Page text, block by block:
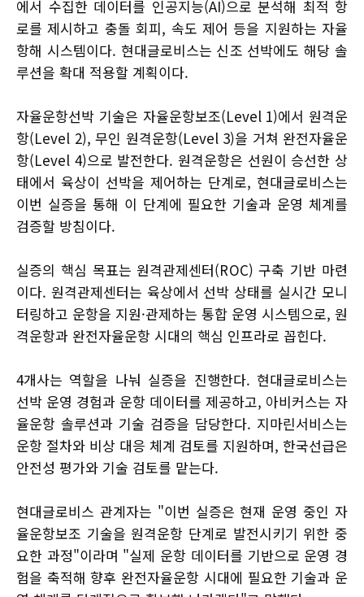
에서 수집한 데이터를 인공지능(AI)으로 분석해 최적 항
로를 제시하고 충돌 회피, 속도 제어 등을 지원하는 자율
항해 시스템이다. 현대글로비스는 신조 선박에도 해당 솔
루션을 확대 적용할 계획이다.
자율운항선박 기술은 자율운항보조(Level 1)에서 원격운
항(Level 2), 무인 원격운항(Level 3)을 거쳐 완전자율운
항(Level 4)으로 발전한다. 원격운항은 선원이 승선한 상
태에서 육상이 선박을 제어하는 단계로, 현대글로비스는
이번 실증을 통해 이 단계에 필요한 기술과 운영 체계를
검증할 방침이다.
실증의 핵심 목표는 원격관제센터(ROC) 구축 기반 마련
이다. 원격관제센터는 육상에서 선박 상태를 실시간 모니
터링하고 운항을 지원·관제하는 통합 운영 시스템으로, 원
격운항과 완전자율운항 시대의 핵심 인프라로 꼽힌다.
4개사는 역할을 나눠 실증을 진행한다. 현대글로비스는
선박 운영 경험과 운항 데이터를 제공하고, 아비커스는 자
율운항 솔루션과 기술 검증을 담당한다. 지마린서비스는
운항 절차와 비상 대응 체계 검토를 지원하며, 한국선급은
안전성 평가와 기술 검토를 맡는다.
현대글로비스 관계자는 "이번 실증은 현재 운영 중인 자
율운항보조 기술을 원격운항 단계로 발전시키기 위한 중
요한 과정"이라며 "실제 운항 데이터를 기반으로 운영 경
험을 축적해 향후 완전자율운항 시대에 필요한 기술과 운